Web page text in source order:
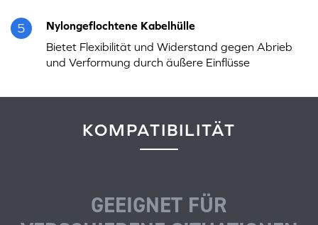
5
Nylongeflochtene Kabelhülle
Bietet Flexibilität und Widerstand gegen Abrieb
und Verformung durch äußere Einflüsse
KOMPATIBILITÄT
GEEIGNET FÜR